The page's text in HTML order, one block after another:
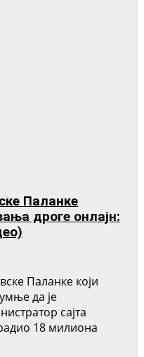
Паланке
дроге онлајн:
Паланке који
да је
сајта
18 милиона